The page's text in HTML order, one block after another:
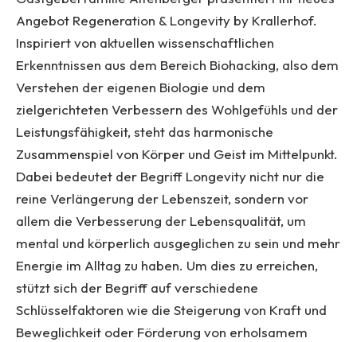
Angebot Regeneration & Longevity by Krallerhof.
Inspiriert von aktuellen wissenschaftlichen
Erkenntnissen aus dem Bereich Biohacking, also dem
Verstehen der eigenen Biologie und dem
zielgerichteten Verbessern des Wohlgefühls und der
Leistungsfähigkeit, steht das harmonische
Zusammenspiel von Körper und Geist im Mittelpunkt.
Dabei bedeutet der Begriff Longevity nicht nur die
reine Verlängerung der Lebenszeit, sondern vor
allem die Verbesserung der Lebensqualität, um
mental und körperlich ausgeglichen zu sein und mehr
Energie im Alltag zu haben. Um dies zu erreichen,
stützt sich der Begriff auf verschiedene
Schlüsselfaktoren wie die Steigerung von Kraft und
Beweglichkeit oder Förderung von erholsamem